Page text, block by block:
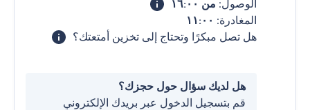
الوصول: من ١٦:٠٠
المغادرة: ١١:٠٠
هل تصل مبكرًا وتحتاج إلى تخزين أمتعتك؟
هل لديك سؤال حول حجزك؟
قم بتسجيل الدخول عبر بريدك الإلكتروني